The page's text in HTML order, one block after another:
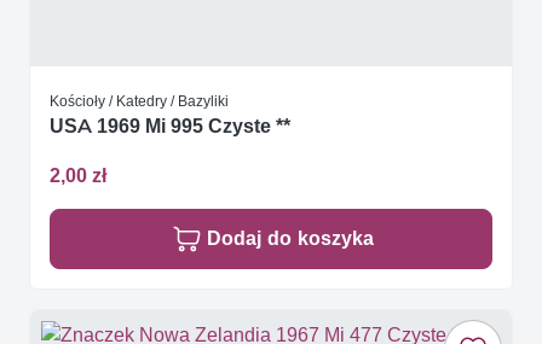
Kościoły / Katedry / Bazyliki
USA 1969 Mi 995 Czyste **
2,00 zł
Dodaj do koszyka